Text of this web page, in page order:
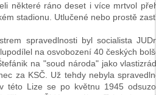
některé ráno deset i více mrtvol
stadionu. Utlučené nebo prostě
spravedlnosti byl socialista
na osvobození 40 českých
na "soud národa" jako
za KSČ. Už tehdy nebyla
této Lize se po květnu 1945